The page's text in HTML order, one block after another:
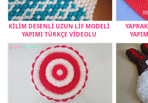
KİLİM DESENLİ UZUN LİF MODELİ
YAPIMI TÜRKÇE VİDEOLU